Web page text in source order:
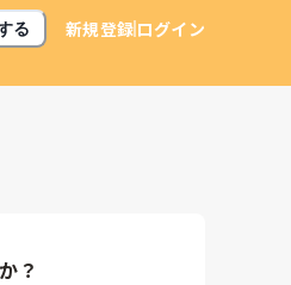
る 新規登録ログイン
？